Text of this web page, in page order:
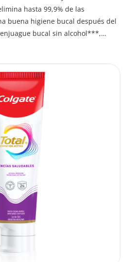
hasta 99,9% de las
buena higiene bucal después del
bucal sin alcohol***,